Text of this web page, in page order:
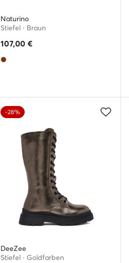
Naturino
Stiefel · Braun
107,00 €
-28%
DeeZee
Stiefel · Goldfarben